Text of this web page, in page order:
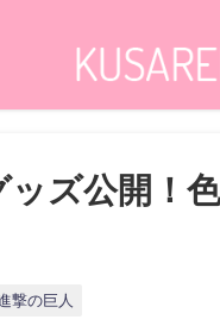
ズ公開！
撃の巨人